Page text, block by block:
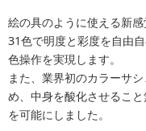
絵の具のように使える新感
31色で明度と彩度を自由
色操作を実現します。
また、業界初のカラーサ
め、中身を酸化させるこ
を可能にしました。